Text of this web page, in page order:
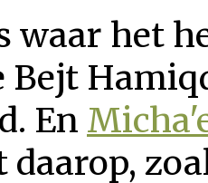
waar het
Bejt
En